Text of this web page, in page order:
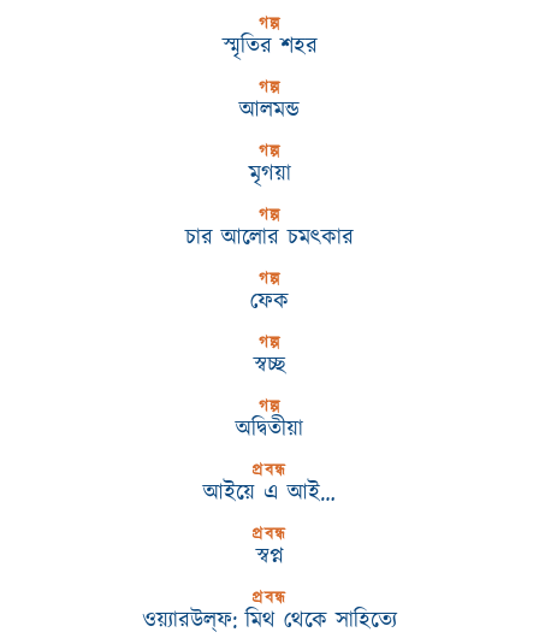
গল্প
স্মৃতির শহর
গল্প
আলমন্ড
গল্প
মৃগয়া
গল্প
চার আলোর চমৎকার
গল্প
ফেক
গল্প
স্বচ্ছ
গল্প
অদ্বিতীয়া
প্রবন্ধ
আইয়ে এ আই…
প্রবন্ধ
স্বপ্ন
প্রবন্ধ
ওয়্যারউল্‌ফ: মিথ থেকে সাহিত্যে